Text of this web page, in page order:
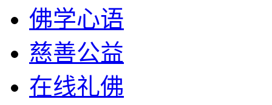
佛学心语
慈善公益
在线礼佛